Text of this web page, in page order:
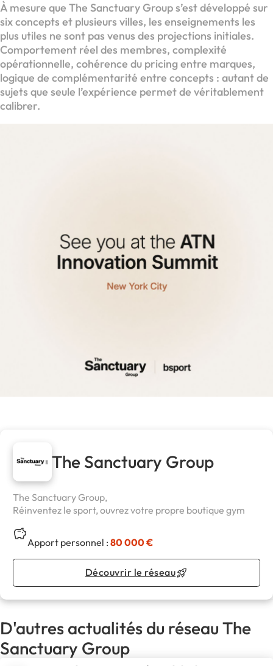
À mesure que The Sanctuary Group s’est développé sur
six concepts et plusieurs villes, les enseignements les
plus utiles ne sont pas venus des projections initiales.
Comportement réel des membres, complexité
opérationnelle, cohérence du pricing entre marques,
logique de complémentarité entre concepts : autant de
sujets que seule l’expérience permet de véritablement
calibrer.
The Sanctuary Group
The Sanctuary Group,
Réinventez le sport, ouvrez votre propre boutique gym
Apport personnel :80 000 €
Découvrir le réseau
D'autres actualités du réseau The
Sanctuary Group